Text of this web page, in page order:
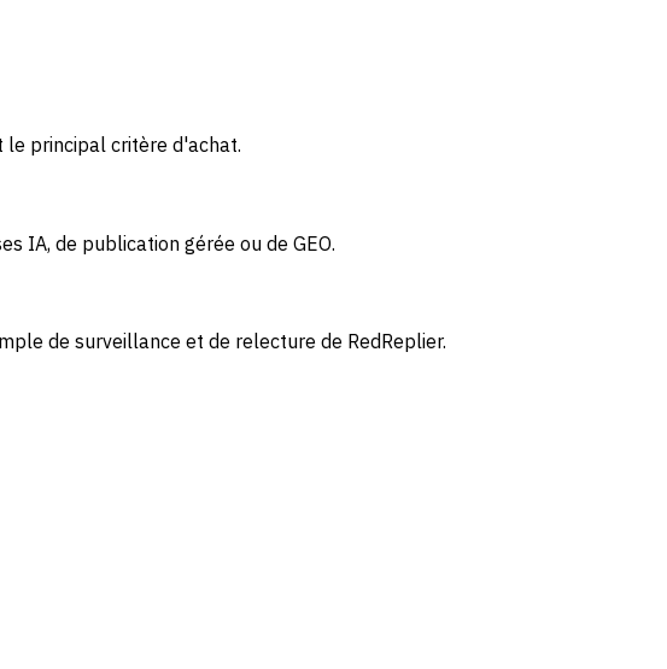
principal critère d'achat.
IA, de publication gérée ou de GEO.
de surveillance et de relecture de RedReplier.